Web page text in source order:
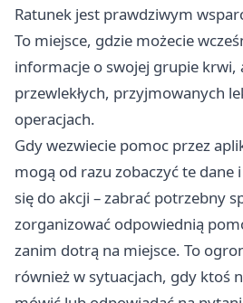
Ratunek jest prawdziwym
To miejsce, gdzie możecie
informacje o swojej grupie krwi,
przewlekłych, przyjmowanych
operacjach.
Gdy wezwiecie pomoc przez
mogą od razu zobaczyć te dane
się do akcji – zabrać potrzebny
zorganizować odpowiednią
zanim dotrą na miejsce. To
również w sytuacjach, gdy ktoś